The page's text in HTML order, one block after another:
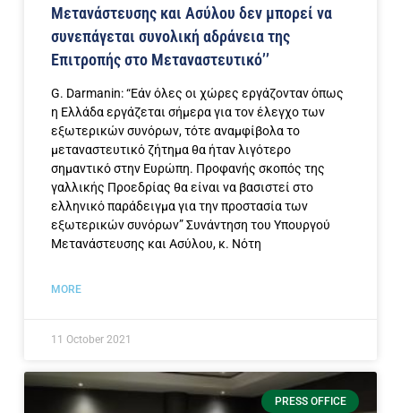
Μετανάστευσης και Ασύλου δεν μπορεί να
συνεπάγεται συνολική αδράνεια της
Επιτροπής στο Μεταναστευτικό’’
G. Darmanin: “Εάν όλες οι χώρες εργάζονταν όπως
η Ελλάδα εργάζεται σήμερα για τον έλεγχο των
εξωτερικών συνόρων, τότε αναμφίβολα το
μεταναστευτικό ζήτημα θα ήταν λιγότερο
σημαντικό στην Ευρώπη. Προφανής σκοπός της
γαλλικής Προεδρίας θα είναι να βασιστεί στο
ελληνικό παράδειγμα για την προστασία των
εξωτερικών συνόρων” Συνάντηση του Υπουργού
Μετανάστευσης και Ασύλου, κ. Νότη
MORE
11 October 2021
PRESS OFFICE